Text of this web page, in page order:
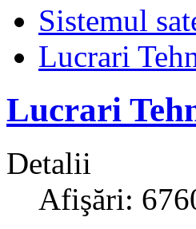
Sistemul
Lucrari
Lucrari
Detalii
Afişări: